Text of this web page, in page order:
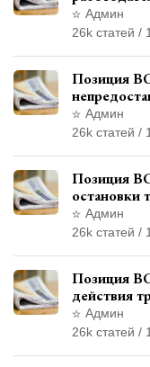
договора с
служащим
Админ
26k статей /
Позиция
контроля и
Админ
26k статей /
Позиция
остановки
и Админ
26k статей /
Позиция
действия
Админ
26k статей /